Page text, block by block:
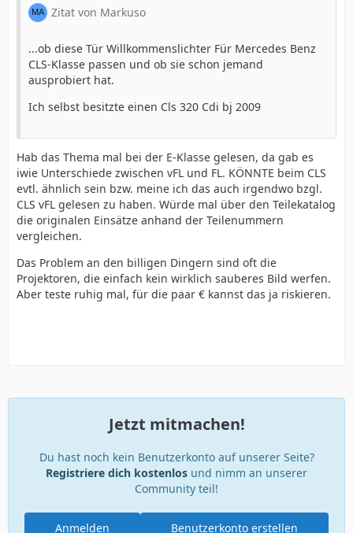
Zitat von Markuso
...ob diese Tür Willkommenslichter Für Mercedes Benz
CLS-Klasse passen und ob sie schon jemand
ausprobiert hat.
Ich selbst besitzte einen Cls 320 Cdi bj 2009
Hab das Thema mal bei der E-Klasse gelesen, da gab es
iwie Unterschiede zwischen vFL und FL. KÖNNTE beim CLS
evtl. ähnlich sein bzw. meine ich das auch irgendwo bzgl.
CLS vFL gelesen zu haben. Würde mal über den Teilekatalog
die originalen Einsätze anhand der Teilenummern
vergleichen.
Das Problem an den billigen Dingern sind oft die
Projektoren, die einfach kein wirklich sauberes Bild werfen.
Aber teste ruhig mal, für die paar € kannst das ja riskieren.
Jetzt mitmachen!
Du hast noch kein Benutzerkonto auf unserer Seite?
Registriere dich kostenlos und nimm an unserer
Community teil!
Benutzerkonto erstellen
Anmelden